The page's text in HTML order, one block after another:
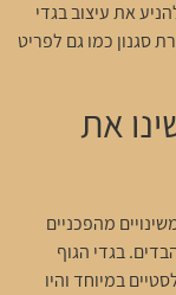
את עיצוב בגדי
סגנון כמו גם לפריט
את
מהפכניים
בגדי הגוף
במיוחד והיו